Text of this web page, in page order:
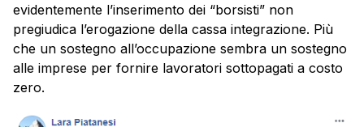
evidentemente l’inserimento dei “borsisti” non
pregiudica l’erogazione della cassa integrazione. Più
che un sostegno all’occupazione sembra un sostegno
alle imprese per fornire lavoratori sottopagati a costo
zero.